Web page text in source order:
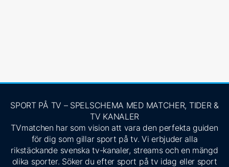
SPORT PÅ TV – SPELSCHEMA MED MATCHER, TIDER &
TV KANALER
TVmatchen har som vision att vara den perfekta guiden
för dig som gillar sport på tv. Vi erbjuder alla
rikstäckande svenska tv-kanaler, streams och en mängd
olika sporter. Söker du efter sport på tv idag eller sport